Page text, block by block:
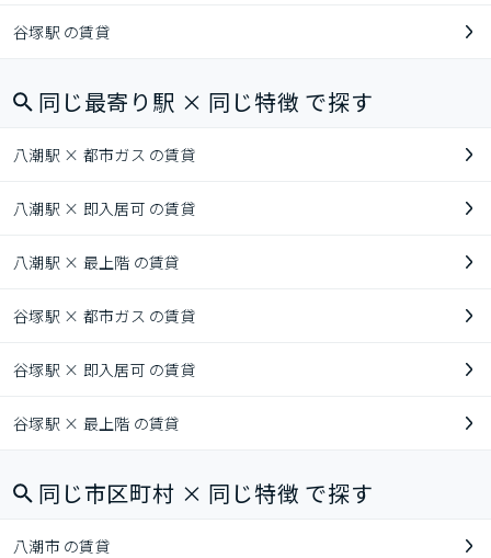
谷塚駅 の賃貸
同じ最寄り駅 × 同じ特徴 で探す
八潮駅 × 都市ガス の賃貸
八潮駅 × 即入居可 の賃貸
八潮駅 × 最上階 の賃貸
谷塚駅 × 都市ガス の賃貸
谷塚駅 × 即入居可 の賃貸
谷塚駅 × 最上階 の賃貸
同じ市区町村 × 同じ特徴 で探す
八潮市 の賃貸